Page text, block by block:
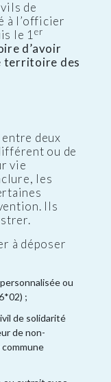
de
à l’officier
le 1er
d’avoir
territoire des
deux
ou de
vie
les
Ils
à déposer
ou
;
de solidarité
de non-